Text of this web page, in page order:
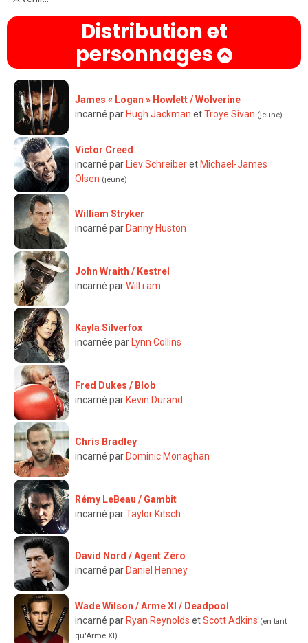
Distribution et
personnages
James « Logan » Howlett / Wolverine
incarné par Hugh Jackman etTroye Sivan (jeune)
Victor Creed
incarné par Liev Schreiberet Michael-James
Olsen (jeune)
William Stryker
incarné par Danny Huston
John Wraith / Kestrel
incarné parWill.i.am
Kayla Silverfox
incarnée par Lynn Collins
Fred Dukes / Blob
incarné par Kevin Durand
Chris Bradley
incarné par Dominic Monaghan
Rémy LeBeau / Gambit
incarné parTaylor Kitsch
David Nord / Agent Zéro
incarné par Daniel Henney
Wade Wilson / Arme XI / Deadpool
incarné par Ryan Reynolds etScott Adkins (en tant
qu'Arme XI)